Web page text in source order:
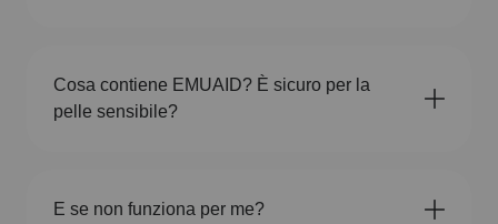
Cosa contiene EMUAID? È sicuro per la
pelle sensibile?
E se non funziona per me?